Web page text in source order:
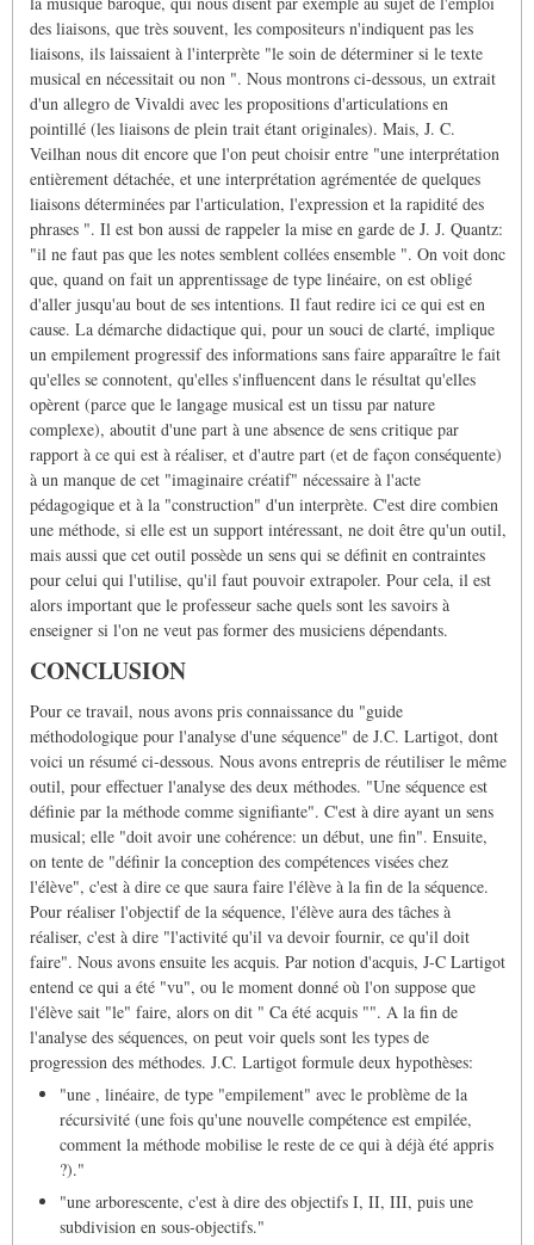
des liaisons, que très souvent, les compositeurs n'indiquent pas les
liaisons, ils laissaient à l'interprète "le soin de déterminer si le texte
musical en nécessitait ou non ". Nous montrons ci-dessous, un extrait
d'un allegro de Vivaldi avec les propositions d'articulations en
pointillé (les liaisons de plein trait étant originales). Mais, J. C.
Veilhan nous dit encore que l'on peut choisir entre "une interprétation
entièrement détachée, et une interprétation agrémentée de quelques
liaisons déterminées par l'articulation, l'expression et la rapidité des
phrases ". Il est bon aussi de rappeler la mise en garde de J. J. Quantz:
"il ne faut pas que les notes semblent collées ensemble ". On voit donc
que, quand on fait un apprentissage de type linéaire, on est obligé
d'aller jusqu'au bout de ses intentions. Il faut redire ici ce qui est en
cause. La démarche didactique qui, pour un souci de clarté, implique
un empilement progressif des informations sans faire apparaître le fait
qu'elles se connotent, qu'elles s'influencent dans le résultat qu'elles
opèrent (parce que le langage musical est un tissu par nature
complexe), aboutit d'une part à une absence de sens critique par
rapport à ce qui est à réaliser, et d'autre part (et de façon conséquente)
à un manque de cet "imaginaire créatif" nécessaire à l'acte
pédagogique et à la "construction" d'un interprète. C'est dire combien
une méthode, si elle est un support intéressant, ne doit être qu'un outil,
mais aussi que cet outil possède un sens qui se définit en contraintes
pour celui qui l'utilise, qu'il faut pouvoir extrapoler. Pour cela, il est
alors important que le professeur sache quels sont les savoirs à
enseigner si l'on ne veut pas former des musiciens dépendants.
CONCLUSION
Pour ce travail, nous avons pris connaissance du "guide
méthodologique pour l'analyse d'une séquence" de J.C. Lartigot, dont
voici un résumé ci-dessous. Nous avons entrepris de réutiliser le même
outil, pour effectuer l'analyse des deux méthodes. "Une séquence est
définie par la méthode comme signifiante". C'est à dire ayant un sens
musical; elle "doit avoir une cohérence: un début, une fin". Ensuite,
on tente de "définir la conception des compétences visées chez
l'élève", c'est à dire ce que saura faire l'élève à la fin de la séquence.
Pour réaliser l'objectif de la séquence, l'élève aura des tâches à
réaliser, c'est à dire "l'activité qu'il va devoir fournir, ce qu'il doit
faire". Nous avons ensuite les acquis. Par notion d'acquis, J-C Lartigot
entend ce qui a été "vu", ou le moment donné où l'on suppose que
l'élève sait "le" faire, alors on dit " Ca été acquis "". A la fin de
l'analyse des séquences, on peut voir quels sont les types de
progression des méthodes. J.C. Lartigot formule deux hypothèses:
"une , linéaire, de type "empilement" avec le problème de la
récursivité (une fois qu'une nouvelle compétence est empilée,
comment la méthode mobilise le reste de ce qui à déjà été appris
?)."
"une arborescente, c'est à dire des objectifs I, II, III, puis une
subdivision en sous-objectifs."